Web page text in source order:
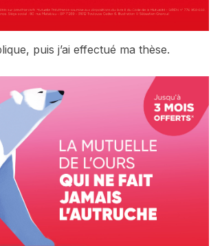
puis j’ai effectué ma thèse.